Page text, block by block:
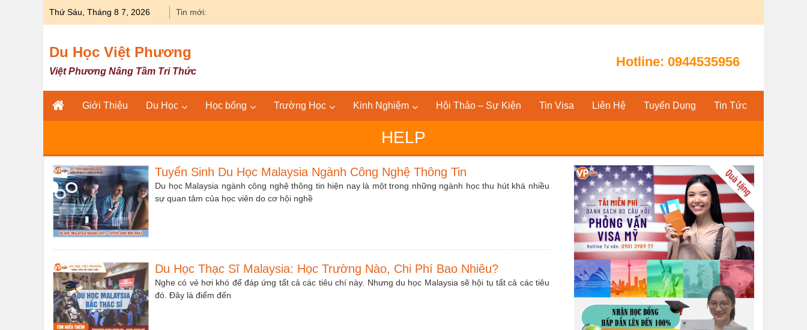
Thứ Sáu, Tháng 8 7, 2026 Tin mới:
Du Học Việt Phương
Việt Phương Nâng Tầm Tri Thức
Hotline: 0944535956
Giới Thiệu Du Học Học bổng Trường Học Kinh Nghiệm Hội Thảo – Sự Kiện Tin Visa Liên Hệ Tuyển Dụng Tin Tức
HELP
Tuyển Sinh Du Học Malaysia Ngành Công Nghệ Thông Tin
Du học Malaysia ngành công nghệ thông tin hiện nay là một trong những ngành học thu hút khá nhiều
sự quan tâm của học viên do cơ hội nghề
Du Học Thạc Sĩ Malaysia: Học Trường Nào, Chi Phí Bao Nhiêu?
Nghe có vẻ hơi khó để đáp ứng tất cả các tiêu chí này. Nhưng du học Malaysia sẽ hội tụ tất cả các tiêu
đó. Đây là điểm đến